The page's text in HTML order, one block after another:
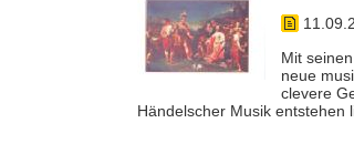
Mit
neue
clevere
Händelscher Musik entstehen